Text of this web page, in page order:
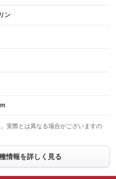
：装備なし
フロントカメラ
：装備なし
：装備なし
ン
実際とは異なる場合がございますの
情報を詳しく見る